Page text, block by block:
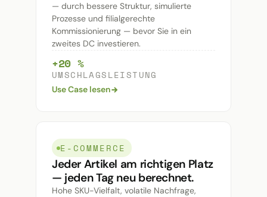
— durch bessere Struktur, simulierte
Prozesse und filialgerechte
Kommissionierung — bevor Sie in ein
zweites DC investieren.
+20 %
UMSCHLAGSLEISTUNG
Use Case lesen
E-COMMERCE
Jeder Artikel am richtigen Platz
— jeden Tag neu berechnet.
Hohe SKU-Vielfalt, volatile Nachfrage,